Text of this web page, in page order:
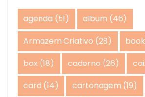
agenda (51) album (46)
Armazem Criativo (28)
box (18) caderno (26)
card (14) cartonagem (19)